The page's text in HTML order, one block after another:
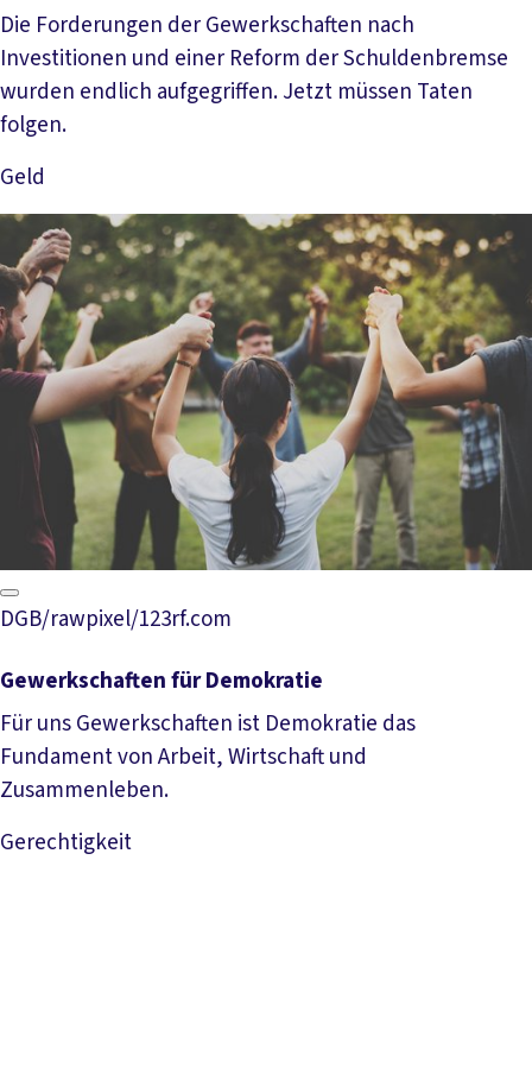
Die Forderungen der Gewerkschaften nach
Investitionen und einer Reform der Schuldenbremse
wurden endlich aufgegriffen. Jetzt müssen Taten
folgen.
Geld
Mehr lesen
DGB/rawpixel/123rf.com
Gewerkschaften für Demokratie
Für uns Gewerkschaften ist Demokratie das
Fundament von Arbeit, Wirtschaft und
Zusammenleben.
Gerechtigkeit